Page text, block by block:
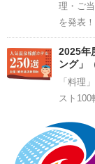
理・ご
を発表！
2025年
ング」
「料理
スト100